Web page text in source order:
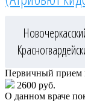
Первичный прием
2600 руб.
О данном враче